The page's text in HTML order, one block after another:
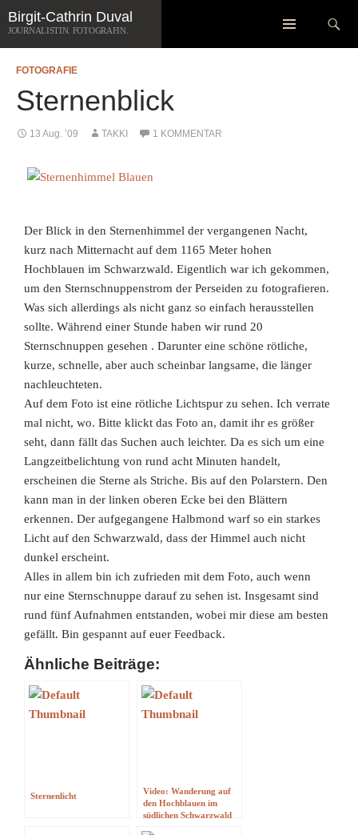
Zum
Inhalt
springen
Suchen
FOTOGRAFIE
Sternenblick
13 Aug. ’09 TAKKI 1 KOMMENTAR
Der Blick in den Sternenhimmel der vergangenen Nacht,
kurz nach Mitternacht auf dem 1165 Meter hohen
Hochblauen im Schwarzwald. Eigentlich war ich gekommen,
um den Sternschnuppenstrom der Perseiden zu fotografieren.
Was sich allerdings als nicht ganz so einfach herausstellen
sollte. Während einer Stunde haben wir rund 20
Sternschnuppen gesehen . Darunter eine schöne rötliche,
kurze, schnelle, aber auch scheinbar langsame, die länger
nachleuchteten.
Auf dem Foto ist eine rötliche Lichtspur zu sehen. Ich verrate
mal nicht, wo. Bitte klickt das Foto an, damit ihr es größer
seht, dann fällt das Suchen auch leichter. Da es sich um eine
Langzeitbelichtung von rund acht Minuten handelt,
erscheinen die Sterne als Striche. Bis auf den Polarstern. Den
kann man in der linken oberenEcke bei den Blättern
erkennen. Der aufgegangene Halbmond warf so ein starkes
Licht auf den Schwarzwald, dass der Himmel auch nicht
dunkel erscheint.
Alles in allem bin ich zufrieden mit dem Foto, auch wenn
nur eine Sternschnuppe darauf zu sehen ist. Insgesamt sind
rund fünf Aufnahmenentstanden, wobei mir diese am besten
gefällt. Bin gespannt auf euer Feedback.
Ähnliche Beiträge:
Sternenlicht
Video: Wanderung auf
den Hochblauen im
südlichen Schwarzwald
Birgit-Cathrin Duval
JOURNALISTIN. FOTOGRAFIN.